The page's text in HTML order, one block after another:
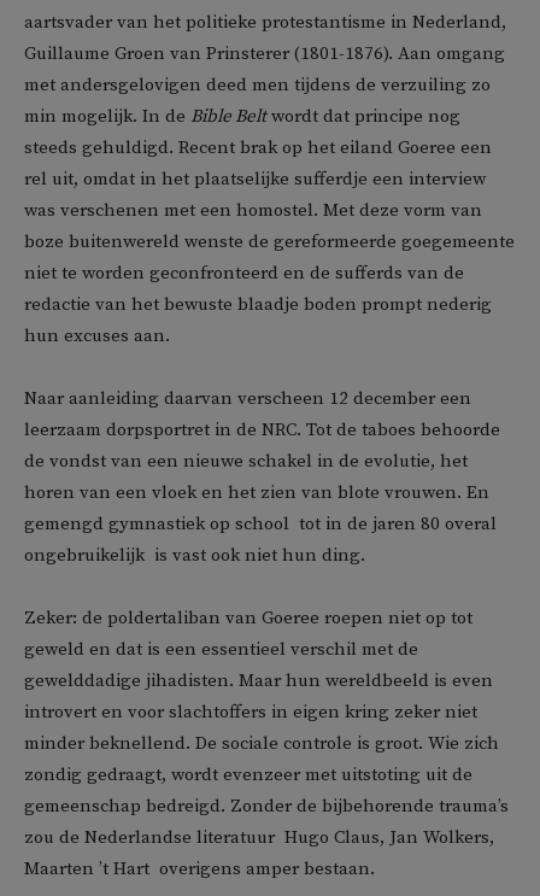
aartsvader van het politieke protestantisme in Nederland,
Guillaume Groen van Prinsterer (1801-1876). Aan omgang
met andersgelovigen deed men tijdens de verzuiling zo
min mogelijk. In de Bible Beltwordt dat principe nog
steeds gehuldigd. Recent brak op het eiland Goeree een
rel uit, omdat in het plaatselijke sufferdje een interview
was verschenen met een homostel. Met deze vorm van
boze buitenwereld wenste de gereformeerde goegemeente
niet te worden geconfronteerd en de sufferds van de
redactie van het bewuste blaadje boden prompt nederig
hun excuses aan.
Naar aanleiding daarvan verscheen 12 december een
leerzaam dorpsportret in de NRC. Tot de taboes behoorde
de vondst van een nieuwe schakel in de evolutie, het
horen van een vloek en het zien van blote vrouwen. En
gemengd gymnastiek op school  tot in de jaren 80 overal
ongebruikelijk  is vast ook niet hun ding.
Zeker: de poldertaliban van Goeree roepen niet op tot
geweld en dat is een essentieel verschil met de
gewelddadige jihadisten. Maar hun wereldbeeld is even
introvert en voor slachtoffers in eigen kring zeker niet
minder beknellend. De sociale controle is groot. Wie zich
zondig gedraagt, wordt evenzeer met uitstoting uit de
gemeenschap bedreigd. Zonder de bijbehorende trauma’s
zou de Nederlandse literatuur  Hugo Claus, Jan Wolkers,
Maarten ’t Hart  overigens amper bestaan.